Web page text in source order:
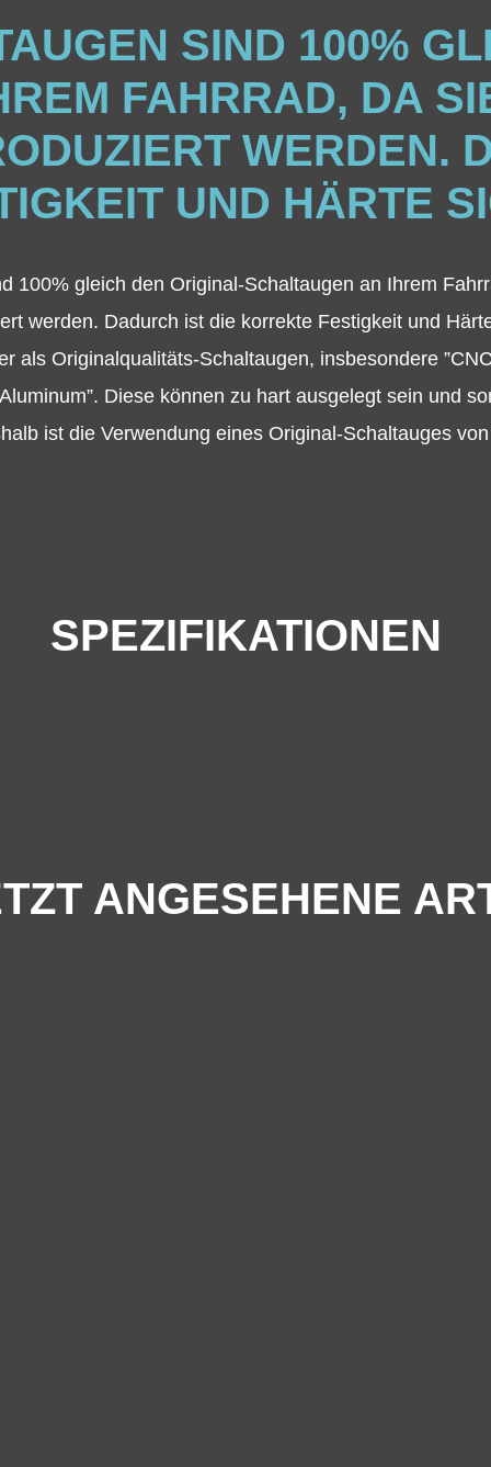
SIND 100%
FAHRRAD, DA
WERDEN.
UND HÄRTE
100% gleich den Original-Schaltaugen an Ihrem
werden. Dadurch ist die korrekte Festigkeit und
als Originalqualitäts-Schaltaugen, insbesondere
Diese können zu hart ausgelegt sein und
ist die Verwendung eines Original-Schaltauges
SPEZIFIKATIONEN
ANGESEHENE